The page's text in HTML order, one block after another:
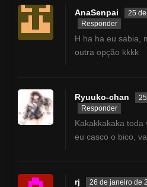
AnaSenpai
25
Responder
H ha ha eu sabia,
outra opção kkkk
Ryuuko-chan
Responder
Kakakkakaka toda
eu casco o bico,
rj 26 de janeiro de